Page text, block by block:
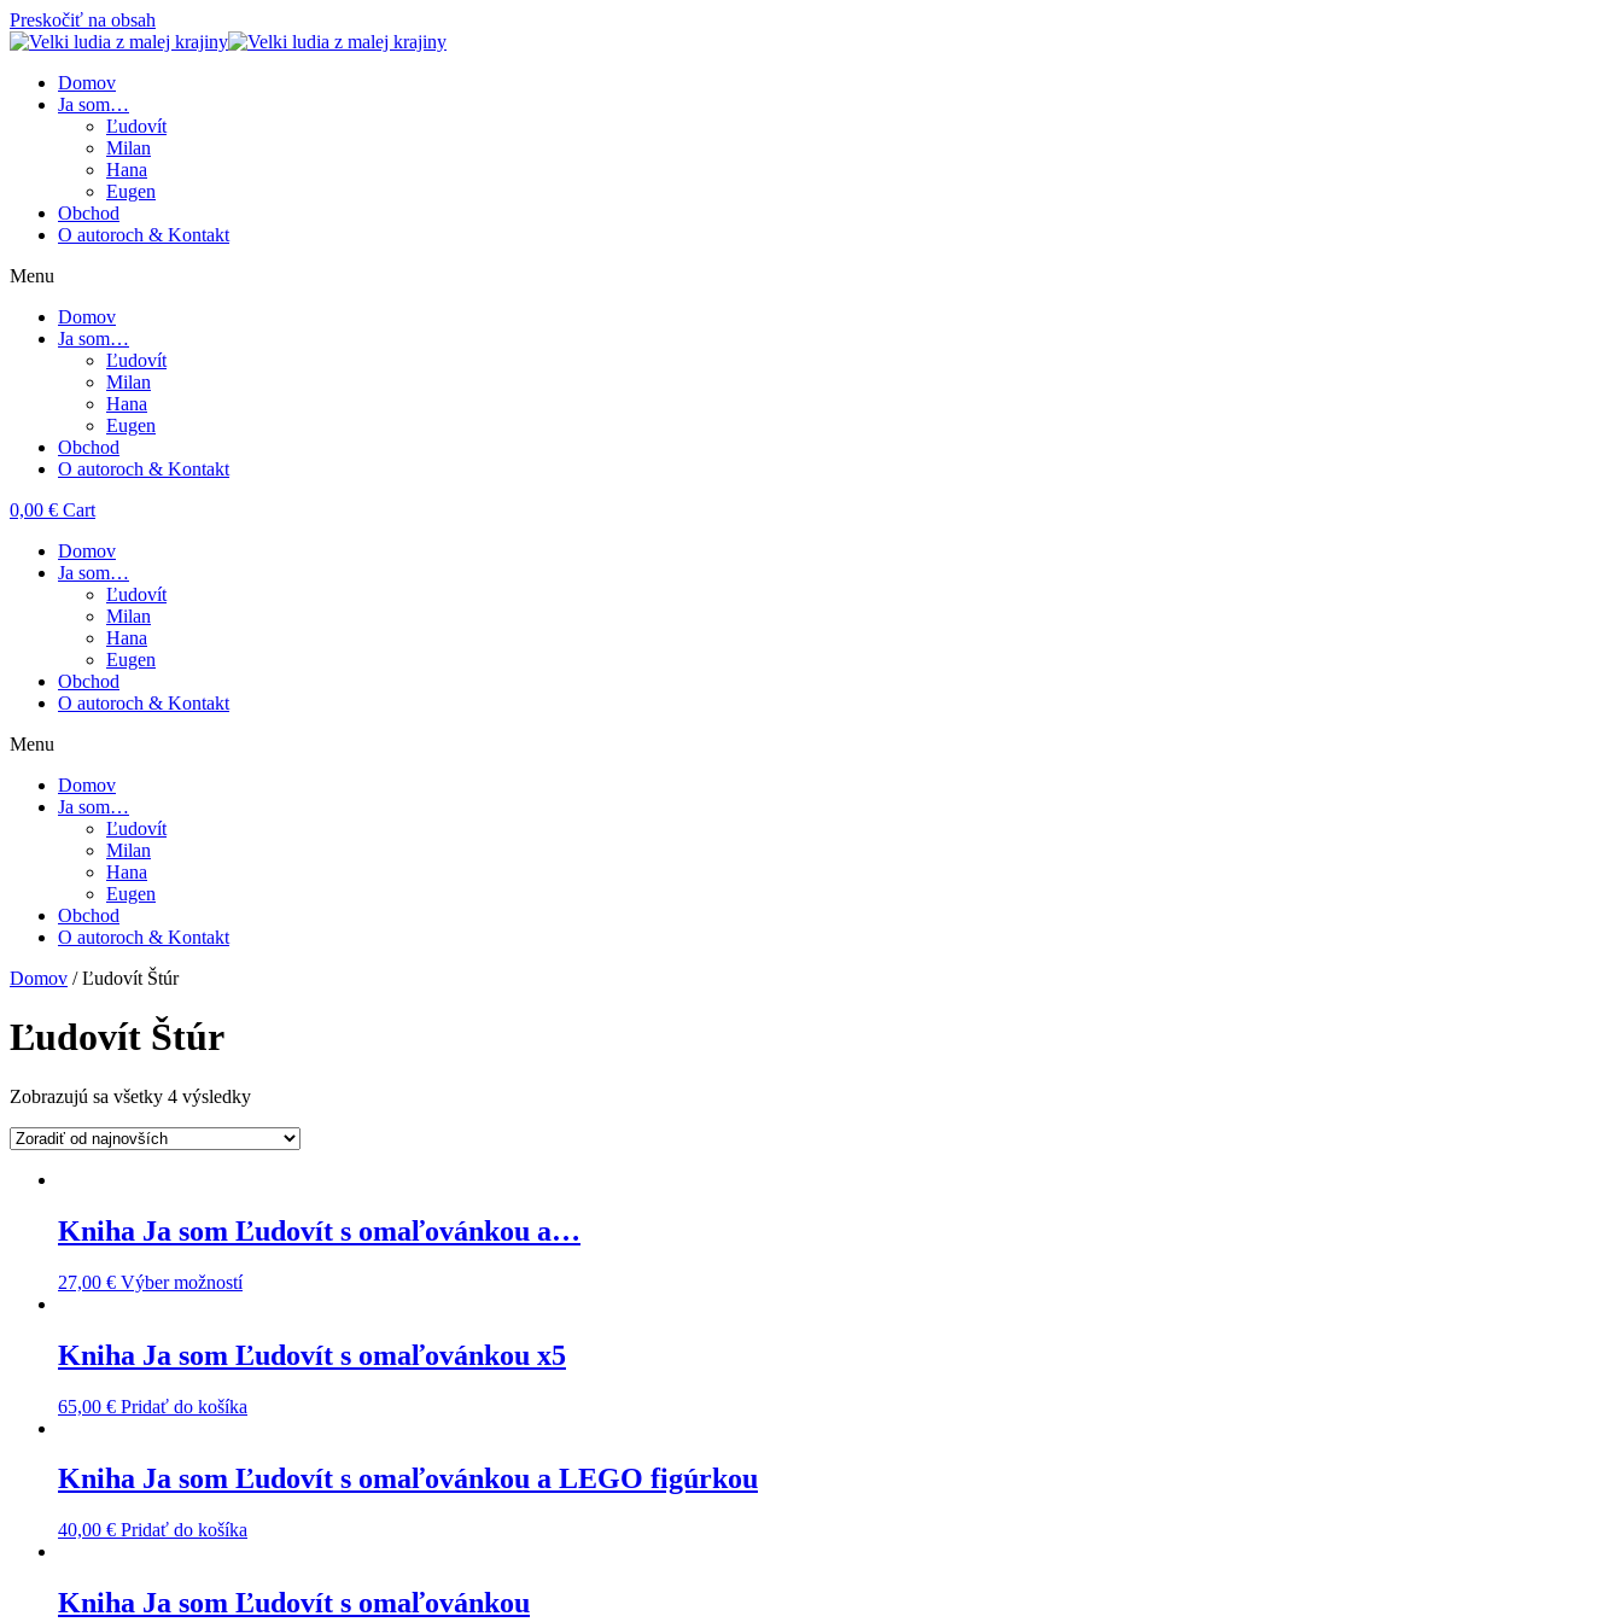
Preskočiť na obsah
Domov
Ja som…
Ľudovít
Milan
Hana
Eugen
Obchod
O autoroch & Kontakt
Menu
Domov
Ja som…
Ľudovít
Milan
Hana
Eugen
Obchod
O autoroch & Kontakt
0,00 € Cart
Domov
Ja som…
Ľudovít
Milan
Hana
Eugen
Obchod
O autoroch & Kontakt
Menu
Domov
Ja som…
Ľudovít
Milan
Hana
Eugen
Obchod
O autoroch & Kontakt
Domov / Ľudovít Štúr
Ľudovít Štúr
Zobrazujú sa všetky 4 výsledky
Kniha Ja som Ľudovít s omaľovánkou a…
27,00 € Výber možností
Kniha Ja som Ľudovít s omaľovánkou x5
65,00 € Pridať do košíka
Kniha Ja som Ľudovít s omaľovánkou a LEGO figúrkou
40,00 € Pridať do košíka
Kniha Ja som Ľudovít s omaľovánkou